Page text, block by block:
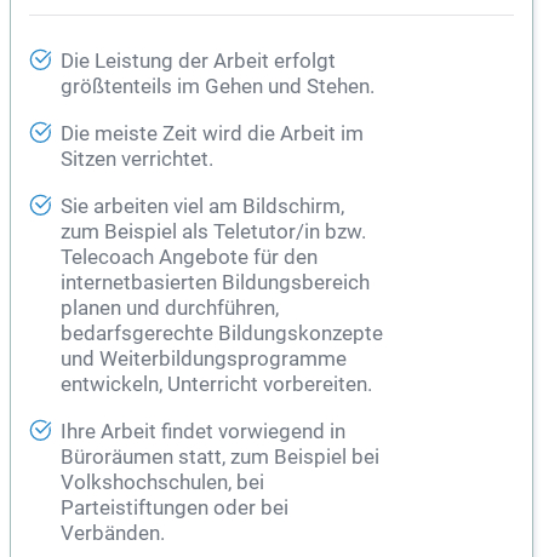
Die Leistung der Arbeit erfolgt
größtenteils im Gehen und Stehen.
Die meiste Zeit wird die Arbeit im
Sitzen verrichtet.
Sie arbeiten viel am Bildschirm,
zum Beispiel als Teletutor/in bzw.
Telecoach Angebote für den
internetbasierten Bildungsbereich
planen und durchführen,
bedarfsgerechte Bildungskonzepte
und Weiterbildungsprogramme
entwickeln, Unterricht vorbereiten.
Ihre Arbeit findet vorwiegend in
Büroräumen statt, zum Beispiel bei
Volkshochschulen, bei
Parteistiftungen oder bei
Verbänden.